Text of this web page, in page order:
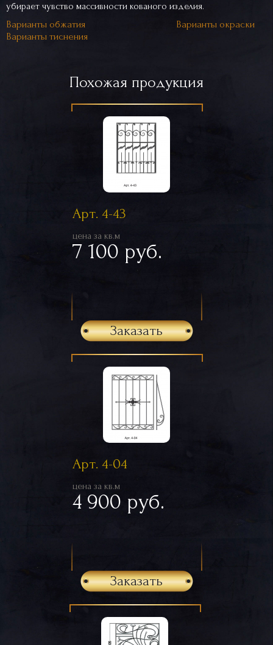
убирает чувство массивности кованого изделия.
Варианты обжатия
Варианты окраски
Варианты тиснения
Похожая продукция
Арт. 4-43
цена за кв.м
7 100 руб.
Заказать
Арт. 4-04
цена за кв.м
4 900 руб.
Заказать